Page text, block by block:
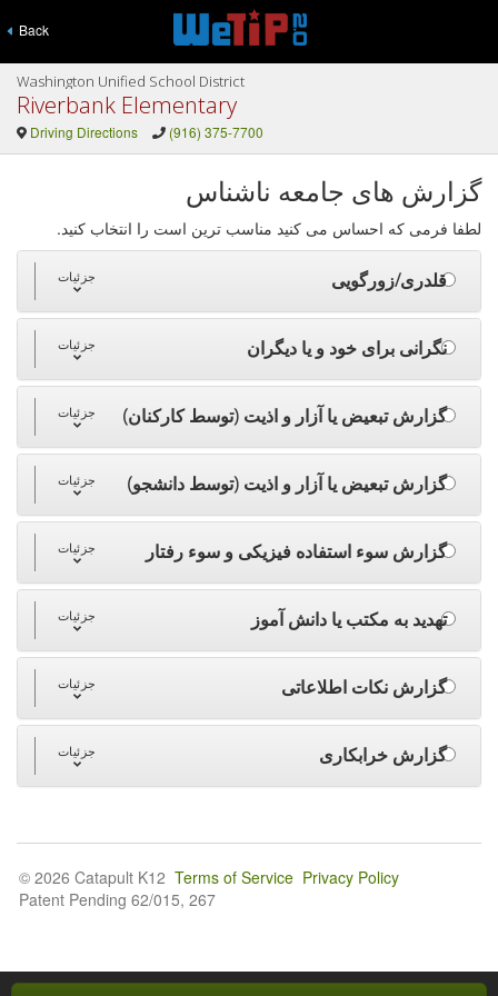
Back
Washington Unified School District
Riverbank Elementary
Driving Directions (916) 375-7700
گزارش های جامعه ناشناس
لطفا فرمی که احساس می کنید مناسب ترین است را انتخاب کنید.
قلدری/زورگویی جزئیات
نگرانی برای خود و یا دیگران جزئیات
گزارش تبعیض یا آزار و اذیت (توسط کارکنان) جزئیات
گزارش تبعیض یا آزار و اذیت (توسط دانشجو) جزئیات
گزارش سوء استفاده فیزیکی و سوء رفتار جزئیات
تهدید به مکتب یا دانش آموز جزئیات
گزارش نکات اطلاعاتی جزئیات
گزارش خرابکاری جزئیات
© 2026 Catapult K12 Terms of Service Privacy Policy
Patent Pending 62/015, 267